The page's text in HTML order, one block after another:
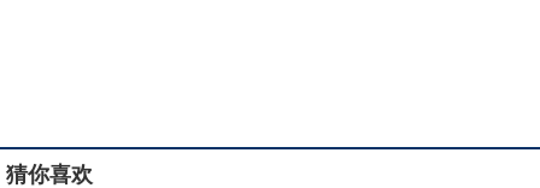
猜你喜欢